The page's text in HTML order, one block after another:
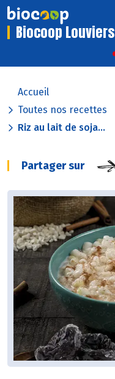
Biocoop Louviers
Accueil
Toutes nos recettes
Riz au lait de soja...
Partager sur